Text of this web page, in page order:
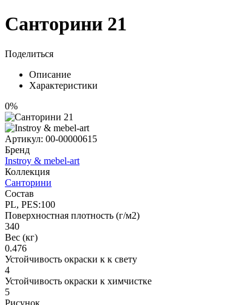
Санторини 21
Поделиться
Описание
Характеристики
0%
Артикул: 00-00000615
Бренд
Instroy & mebel-art
Коллекция
Санторини
Состав
PL, PES:100
Поверхностная плотность (г/м2)
340
Вес (кг)
0.476
Устойчивость окраски к к свету
4
Устойчивость окраски к химчистке
5
Рисунок